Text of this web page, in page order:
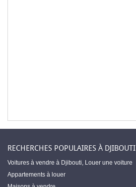
RECHERCHES POPULAIRES À DJIBOUTI
Voitures à vendre à Djibouti, Louer une voiture
Appartements à louer